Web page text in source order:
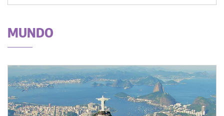
MUNDO